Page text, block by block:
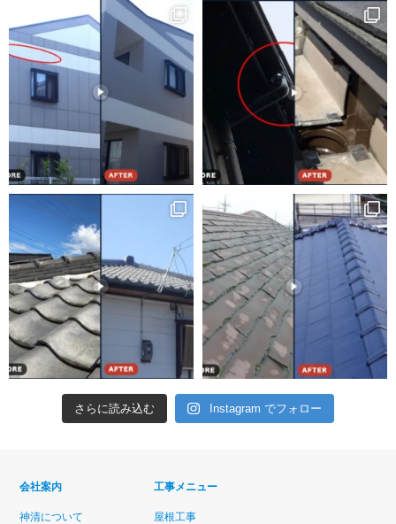
さらに読み込む Instagram でフォロー
会社案内
神清について
工事メニュー
屋根工事